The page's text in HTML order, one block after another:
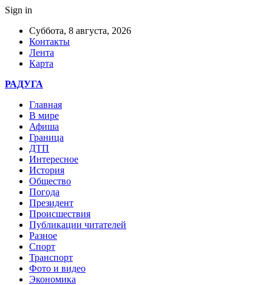
Sign in
Суббота, 8 августа, 2026
Контакты
Лента
Карта
РАДУГА
Главная
В мире
Афиша
Граница
ДТП
Интересное
История
Общество
Погода
Президент
Происшествия
Публикации читателей
Разное
Спорт
Транспорт
Фото и видео
Экономика